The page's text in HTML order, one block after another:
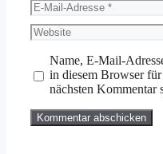
E-
Mail-
Adresse
Website
Name, E-Mail-
in diesem Browser für
nächsten Kommentar